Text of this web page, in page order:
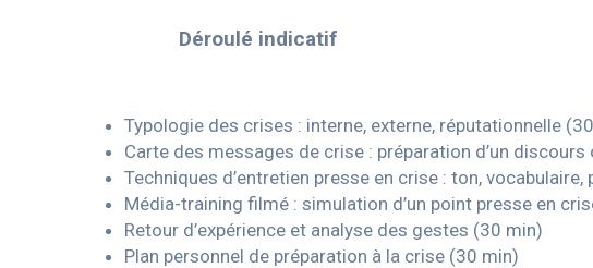
Déroulé indicatif
Typologie des crises : interne, externe, réputationnelle
Carte des messages de crise : préparation d’un discours
Techniques d’entretien presse en crise : ton, vocabulaire,
Média-training filmé : simulation d’un point presse en
Retour d’expérience et analyse des gestes (30 min)
Plan personnel de préparation à la crise (30 min)